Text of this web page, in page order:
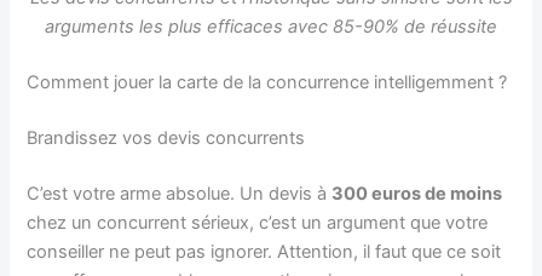
arguments les plus efficaces avec 85-90% de réussite
Comment jouer la carte de la concurrence intelligemment ?
Brandissez vos devis concurrents
C’est votre arme absolue. Un devis à 300 euros de moins
chez un concurrent sérieux, c’est un argument que votre
conseiller ne peut pas ignorer. Attention, il faut que ce soit